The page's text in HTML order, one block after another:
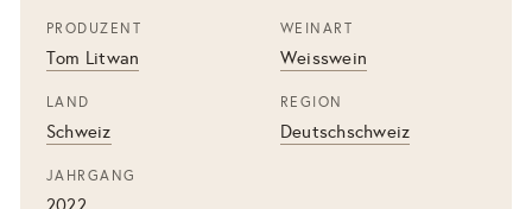
PRODUZENT
Tom Litwan
WEINART
Weisswein
LAND
Schweiz
REGION
Deutschschweiz
JAHRGANG